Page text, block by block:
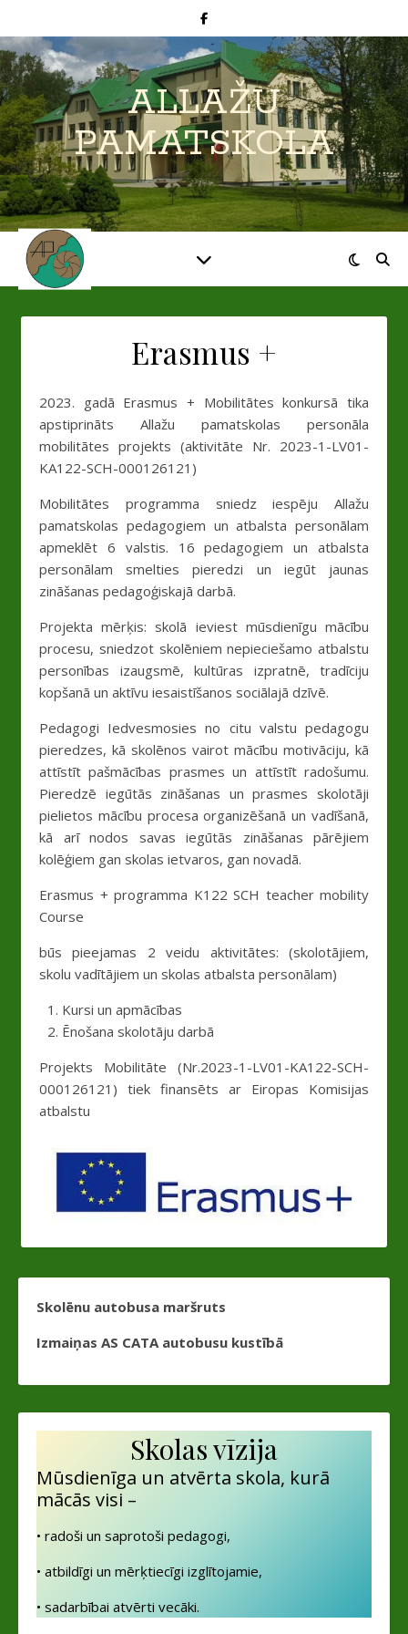
ALLAŽU
PAMATSKOLA
Erasmus +
2023. gadā Erasmus + Mobilitātes konkursā tika
apstiprināts Allažu pamatskolas personāla
mobilitātes projekts (aktivitāte Nr. 2023-1-LV01-
KA122-SCH-000126121)
Mobilitātes programma sniedz iespēju Allažu
pamatskolas pedagogiem un atbalsta personālam
apmeklēt 6 valstis. 16 pedagogiem un atbalsta
personālam smelties pieredzi un iegūt jaunas
zināšanas pedagoģiskajā darbā.
Projekta mērķis: skolā ieviest mūsdienīgu mācību
procesu, sniedzot skolēniem nepieciešamo atbalstu
personības izaugsmē, kultūras izpratnē, tradīciju
kopšanā un aktīvu iesaistīšanos sociālajā dzīvē.
Pedagogi Iedvesmosies no citu valstu pedagogu
pieredzes, kā skolēnos vairot mācību motivāciju, kā
attīstīt pašmācības prasmes un attīstīt radošumu.
Pieredzē iegūtās zināšanas un prasmes skolotāji
pielietos mācību procesa organizēšanā un vadīšanā,
kā arī nodos savas iegūtās zināšanas pārējiem
kolēģiem gan skolas ietvaros, gan novadā.
Erasmus + programma K122 SCH teacher mobility
Course
būs pieejamas 2 veidu aktivitātes: (skolotājiem,
skolu vadītājiem un skolas atbalsta personālam)
Kursi un apmācības
Ēnošana skolotāju darbā
Projekts Mobilitāte (Nr.2023-1-LV01-KA122-SCH-
000126121) tiek finansēts ar Eiropas Komisijas
atbalstu
Skolēnu autobusa maršruts
Izmaiņas AS CATA autobusu kustībā
Skolas vīzija
Mūsdienīga un atvērta skola, kurā
mācās visi –
• radoši un saprotoši pedagogi,
• atbildīgi un mērķtiecīgi izglītojamie,
• sadarbībai atvērti vecāki.